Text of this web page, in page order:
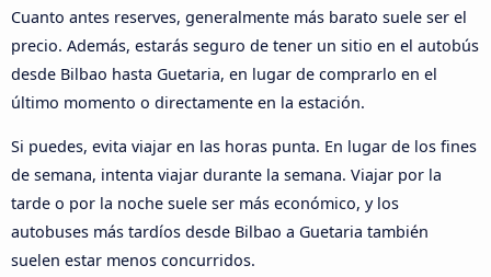
Cuanto antes reserves, generalmente más barato suele ser el
precio. Además, estarás seguro de tener un sitio en el autobús
desde Bilbao hasta Guetaria, en lugar de comprarlo en el
último momento o directamente en la estación.
Si puedes, evita viajar en las horas punta. En lugar de los fines
de semana, intenta viajar durante la semana. Viajar por la
tarde o por la noche suele ser más económico, y los
autobuses más tardíos desde Bilbao a Guetaria también
suelen estar menos concurridos.